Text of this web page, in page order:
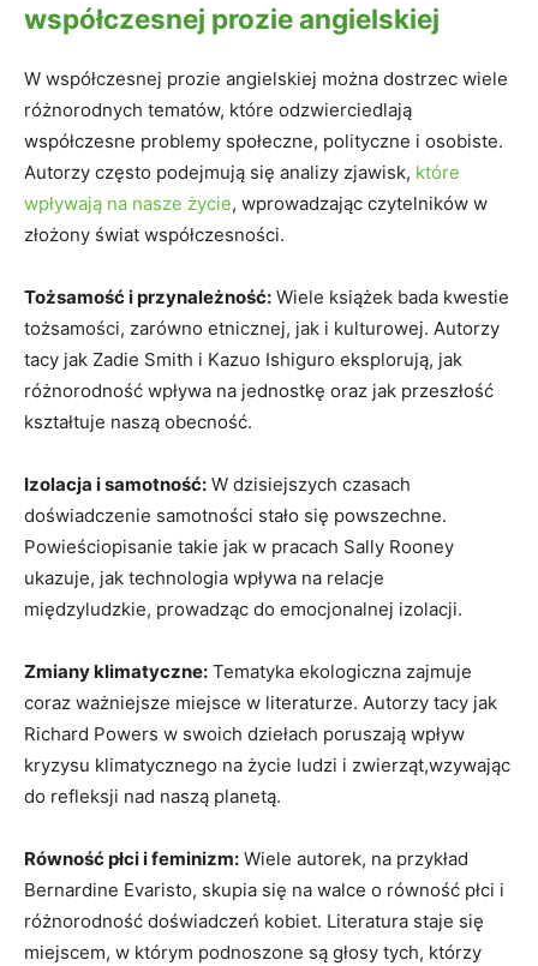
współczesnej prozie angielskiej
W współczesnej prozie angielskiej można dostrzec wiele
różnorodnych tematów, które odzwierciedlają
współczesne problemy społeczne, polityczne i osobiste.
Autorzy często podejmują się analizy zjawisk, które
wpływają na nasze życie, wprowadzając czytelników w
złożony świat współczesności.
Tożsamość i przynależność: Wiele książek bada kwestie
tożsamości, zarówno etnicznej, jak i kulturowej. Autorzy
tacy jak Zadie Smith i Kazuo Ishiguro eksplorują, jak
różnorodność wpływa na jednostkę oraz jak przeszłość
kształtuje naszą obecność.
Izolacja i samotność: W dzisiejszych czasach
doświadczenie samotności stało się powszechne.
Powieściopisanie takie jak w pracach Sally Rooney
ukazuje, jak technologia wpływa na relacje
międzyludzkie, prowadząc do emocjonalnej izolacji.
Zmiany klimatyczne: Tematyka ekologiczna zajmuje
coraz ważniejsze miejsce w literaturze. Autorzy tacy jak
Richard Powers w swoich dziełach poruszają wpływ
kryzysu klimatycznego na życie ludzi i zwierząt,wzywając
do refleksji nad naszą planetą.
Równość płci i feminizm: Wiele autorek, na przykład
Bernardine Evaristo, skupia się na walce o równość płci i
różnorodność doświadczeń kobiet. Literatura staje się
miejscem, w którym podnoszone są głosy tych, którzy